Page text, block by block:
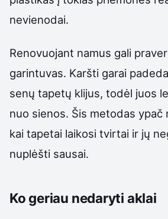
nevienodai.
Renovuojant namus gali
garintuvas. Karšti garai
senų tapetų klijus, todėl juos
nuo sienos. Šis metodas ypač
kai tapetai laikosi tvirtai ir jų
nuplėšti sausai.
Ko geriau nedaryti aklai